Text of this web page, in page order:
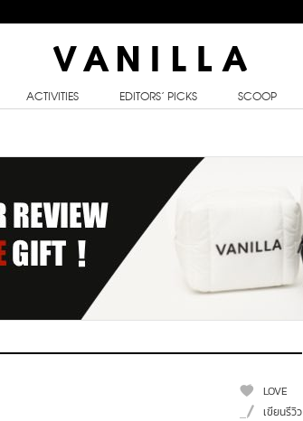
ACTIVITIES EDITORS’ PICKS SCOOP
LOVE
เขียนรีวิว